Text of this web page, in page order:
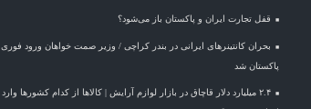
قفل تجارت ایران و پاکستان باز می‌شود؟
بحران کانتینر‌های ایرانی در بندر کراچی / وزیر صمت خواهان ورود فوری
پاکستان شد
۲.۴ میلیارد دلار قاچاق در بازار لوازم آرایش | کالاها از کدام کشورها وارد